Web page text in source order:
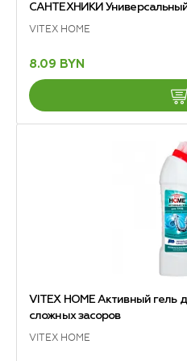
САНТЕХНИКИ
VITEX HOME
8.09 BYN
VITEX HOME Активный гель
сложных засоров
VITEX HOME